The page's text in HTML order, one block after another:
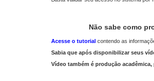
Não sabe como
Acesse o tutorial contendo as
Sabia que após disponibilizar seus
Vídeo também é produção